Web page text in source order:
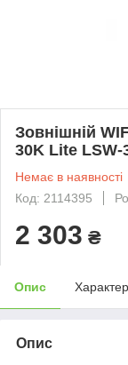
Зовнішній
30K Lite LSW-
Немає в наявності
Код: 2114395
2 303 ₴
Опис
Опис